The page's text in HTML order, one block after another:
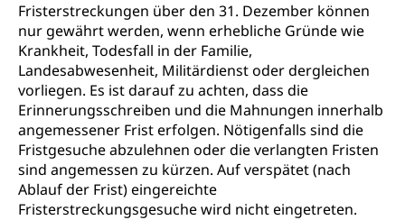
Fristerstreckungen über den 31. Dezember können
nur gewährt werden, wenn erhebliche Gründe wie
Krankheit, Todesfall in der Familie,
Landesabwesenheit, Militärdienst oder dergleichen
vorliegen. Es ist darauf zu achten, dass die
Erinnerungsschreiben und die Mahnungen innerhalb
angemessener Frist erfolgen. Nötigenfalls sind die
Fristgesuche abzulehnen oder die verlangten Fristen
sind angemessen zu kürzen. Auf verspätet (nach
Ablauf der Frist) eingereichte
Fristerstreckungsgesuche wird nicht eingetreten.
Umgang mit Beschwerden (Volksschulen)
Beschwerde Strassenverkehrsamt
Beschwerdestelle Spitäler
Schlichtungsstelle SEG
Rassismus
Diskriminierung, Fremdenfeindlichkeit,
Gleichberechtigung
Anlaufstelle Schutz vor Diskriminierung
(fabia)
Schutz vor Diskriminierung
Strafregister und Strafverfahren
Strafrecht, Strafrechtspflege, Gerichtsverfahren,
Strafregistereintrag, Strafregisterauszug,
Kriminalität
Strafverfahren Staatsanwaltschaft
Vormundschaft